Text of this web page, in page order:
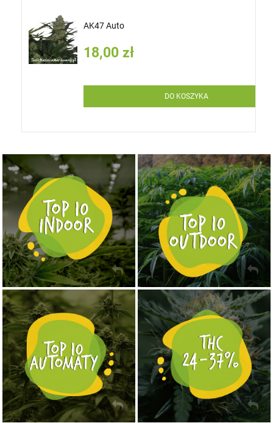
AK47 Auto
18,00 zł
DO KOSZYKA
NASIONA MARIHUANY TOP 10 INDOOR
KUP TERAZ NASIONA MARIHUANY TOP 10 OUTDOOR
KUP TERAZ
NASIONA MARIHUANY TOP 10 AUTOFLOWERING
KUP TERAZ MOCNE ODMIANY MARIHUANY THC OD 24 - 37%
KUP TERAZ